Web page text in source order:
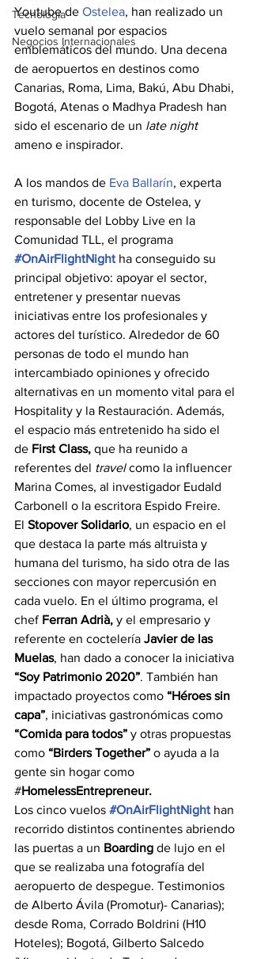
Tecnología
Negocios Internacionales
Youtube de Ostelea, han realizado un
vuelo semanal por espacios
emblemáticos del mundo. Una decena
de aeropuertos en destinos como
Canarias, Roma, Lima, Bakú, Abu Dhabi,
Bogotá, Atenas o Madhya Pradesh han
sido el escenario de un late night
ameno e inspirador.
A los mandos de Eva Ballarín, experta
en turismo, docente de Ostelea, y
responsable del Lobby Live en la
Comunidad TLL, el programa
#OnAirFlightNight ha conseguido su
principal objetivo: apoyar el sector,
entretener y presentar nuevas
iniciativas entre los profesionales y
actores del turístico. Alrededor de 60
personas de todo el mundo han
intercambiado opiniones y ofrecido
alternativas en un momento vital para el
Hospitality y la Restauración. Además,
el espacio más entretenido ha sido el
de First Class, que ha reunido a
referentes del travel como la influencer
Marina Comes, al investigador Eudald
Carbonell o la escritora Espido Freire.
El Stopover Solidario, un espacio en el
que destaca la parte más altruista y
humana del turismo, ha sido otra de las
secciones con mayor repercusión en
cada vuelo. En el último programa, el
chef Ferran Adrià, y el empresario y
referente en coctelería Javier de las
Muelas, han dado a conocer la iniciativa
“Soy Patrimonio 2020”. También han
impactado proyectos como “Héroes sin
capa”, iniciativas gastronómicas como
“Comida para todos” y otras propuestas
como “Birders Together” o ayuda a la
gente sin hogar como
#HomelessEntrepreneur.
Los cinco vuelos #OnAirFlightNight han
recorrido distintos continentes abriendo
las puertas a un Boarding de lujo en el
que se realizaba una fotografía del
aeropuerto de despegue. Testimonios
de Alberto Ávila (Promotur)- Canarias);
desde Roma, Corrado Boldrini (H10
Hoteles); Bogotá, Gilberto Salcedo